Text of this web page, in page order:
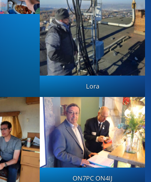
Lora
ON7PC ON4IJ